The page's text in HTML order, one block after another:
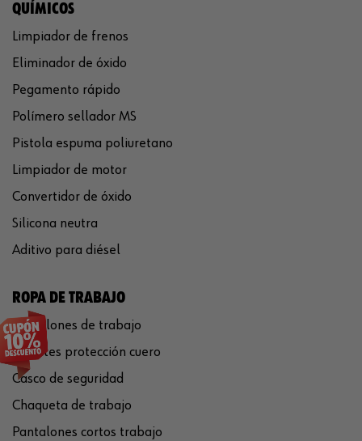
QUÍMICOS
Limpiador de frenos
Eliminador de óxido
Pegamento rápido
Polímero sellador MS
Pistola espuma poliuretano
Limpiador de motor
Convertidor de óxido
Silicona neutra
Aditivo para diésel
ROPA DE TRABAJO
Pantalones de trabajo
Guantes protección cuero
Casco de seguridad
Chaqueta de trabajo
Pantalones cortos trabajo